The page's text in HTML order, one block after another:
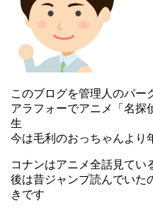
このブログを管理人のパー
アラフォーでアニメ「名探
生
今は毛利のおっちゃんより
コナンはアニメ全話見てい
後は昔ジャンプ読んでいた
きです